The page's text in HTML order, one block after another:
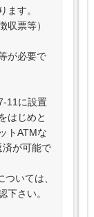
ます。
票等）
が必要で
11に設置
はじめと
トATMな
済が可能で
いては、
下さい。